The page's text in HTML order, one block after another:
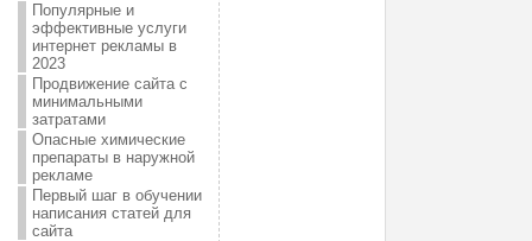
Популярные и
эффективные услуги
интернет рекламы в
2023
Продвижение сайта с
минимальными
затратами
Опасные химические
препараты в наружной
рекламе
Первый шаг в обучении
написания статей для
сайта